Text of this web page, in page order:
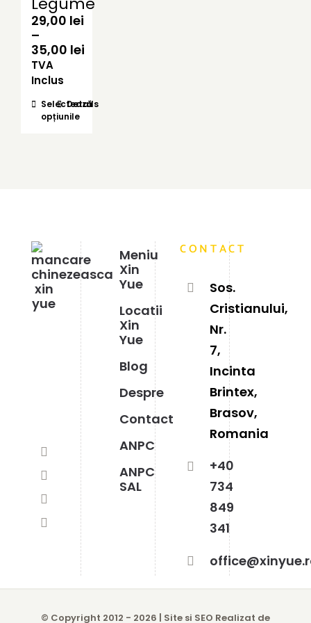
29,00 lei
–
35,00 lei
până
TVA
Inclus
Selectează
opțiunile
Acest
produs
pagina
produsului.
Details
Meniu
Xin
Yue
Locatii
Xin
Yue
Blog
Despre
Contact
ANPC
ANPC
SAL
CONTACT
Sos.
Cristianului,
Nr.
7,
Incinta
Brintex,
Brasov,
Romania
+40
734
849
341
© Copyright 2012 - 2026 | Site si SEO Realizat de